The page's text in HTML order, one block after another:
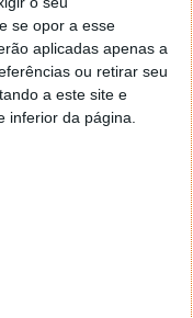
se opor a esse
aplicadas apenas a
ou retirar seu
a este site e
inferior da página.
leva a tribunal